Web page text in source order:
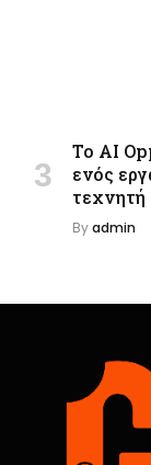
Το AI
ενός
τεχνητή
Byadmin